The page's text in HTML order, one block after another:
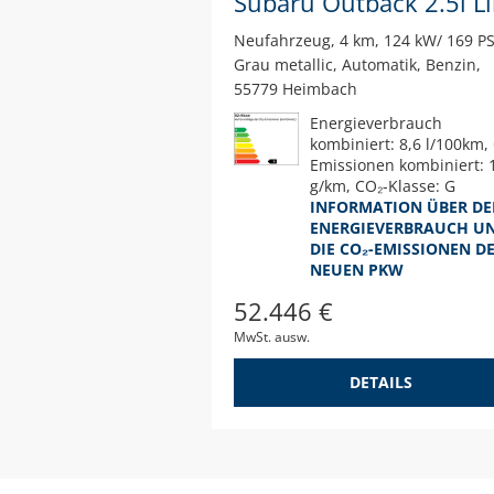
Neufahrzeug 4 km 124 kW/ 169 PS
Grau metallic Automatik Benzin
55779 Heimbach
Energieverbrauch
kombiniert: 8,6 l/100km,
Emissionen kombiniert:
g/km, CO₂-Klasse: G
INFORMATION ÜBER
ENERGIEVERBRAUCH
DIE CO₂-EMISSIONEN
NEUEN PKW
52.446 €
MwSt. ausw.
DETAILS